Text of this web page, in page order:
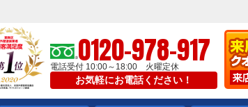
0120-978-917
電話受付 10:00～18:00 火曜定休
お気軽にお電話ください！